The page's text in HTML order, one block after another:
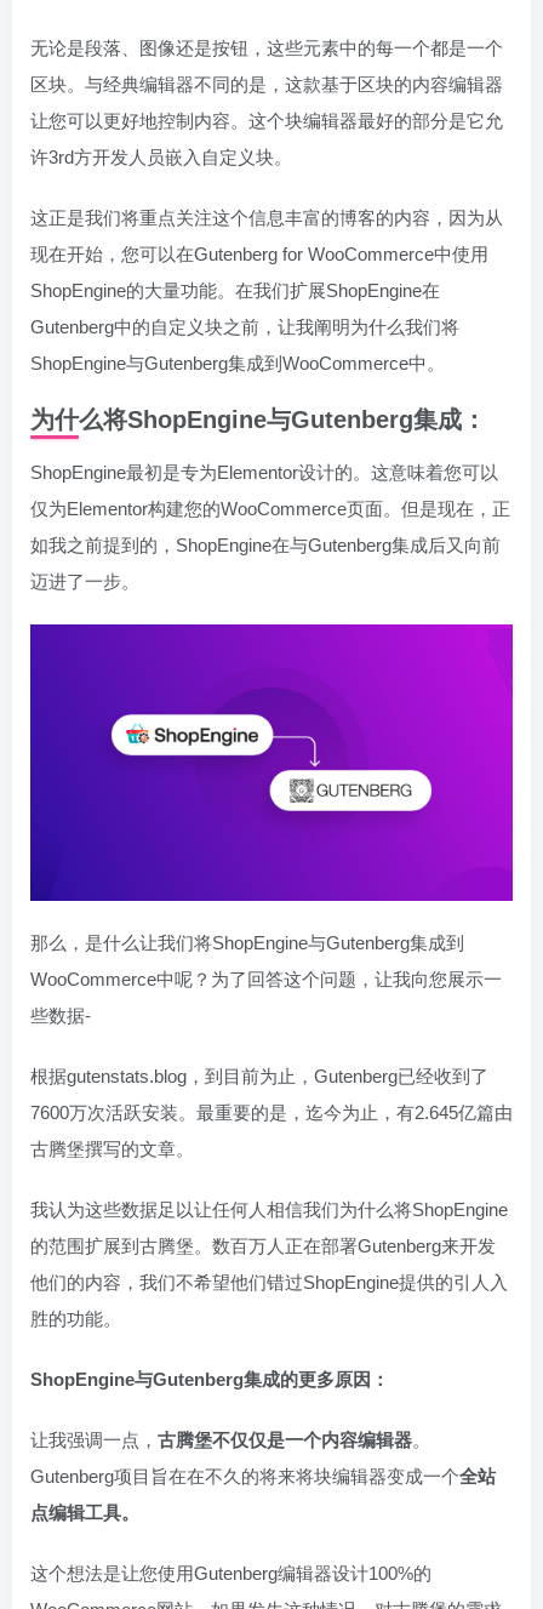
无论是段落、图像还是按钮，这些元素中的每一个都是一个
区块。与经典编辑器不同的是，这款基于区块的内容编辑器
让您可以更好地控制内容。这个块编辑器最好的部分是它允
许3rd方开发人员嵌入自定义块。
这正是我们将重点关注这个信息丰富的博客的内容，因为从
现在开始，您可以在Gutenberg for WooCommerce中使用
ShopEngine的大量功能。在我们扩展ShopEngine在
Gutenberg中的自定义块之前，让我阐明为什么我们将
ShopEngine与Gutenberg集成到WooCommerce中。
为什么将ShopEngine与Gutenberg集成：
ShopEngine最初是专为Elementor设计的。这意味着您可以
仅为Elementor构建您的WooCommerce页面。但是现在，正
如我之前提到的，ShopEngine在与Gutenberg集成后又向前
迈进了一步。
那么，是什么让我们将ShopEngine与Gutenberg集成到
WooCommerce中呢？为了回答这个问题，让我向您展示一
些数据-
根据gutenstats.blog，到目前为止，Gutenberg已经收到了
7600万次活跃安装。最重要的是，迄今为止，有2.645亿篇由
古腾堡撰写的文章。
我认为这些数据足以让任何人相信我们为什么将ShopEngine
的范围扩展到古腾堡。数百万人正在部署Gutenberg来开发
他们的内容，我们不希望他们错过ShopEngine提供的引人入
胜的功能。
ShopEngine与Gutenberg集成的更多原因：
让我强调一点， 古腾堡不仅仅是一个内容编辑器。
Gutenberg项目旨在在不久的将来将块编辑器变成一个全站
点编辑工具。
这个想法是让您使用Gutenberg编辑器设计100%的